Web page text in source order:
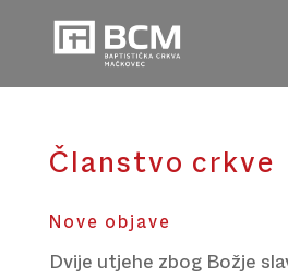
Članstvo crkve
Nove objave
Dvije utjehe zbog Božje